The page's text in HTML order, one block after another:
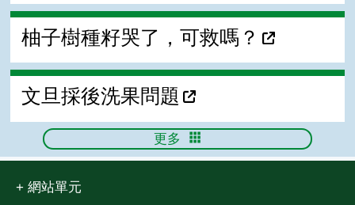
柚子樹種籽哭了，可救嗎？
文旦採後洗果問題
更多
網站單元